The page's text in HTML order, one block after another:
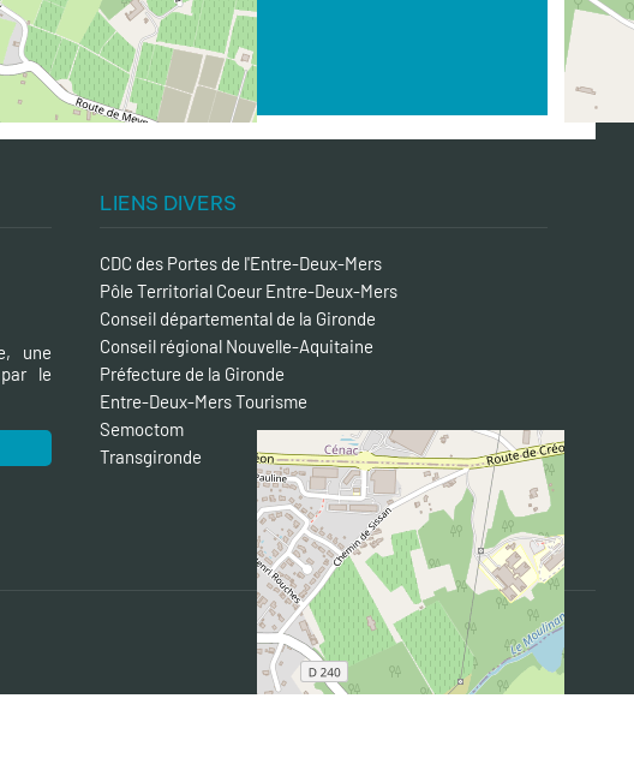
une
le
LIENS DIVERS
CDC des Portes de l'Entre-Deux-Mers
Pôle Territorial Coeur Entre-Deux-Mers
Conseil départemental de la Gironde
Conseil régional Nouvelle-Aquitaine
Préfecture de la Gironde
Entre-Deux-Mers Tourisme
Semoctom
Transgironde